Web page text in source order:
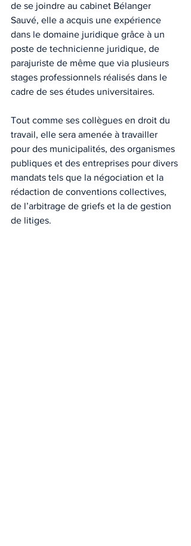
de se joindre au cabinet Bélanger
Sauvé, elle a acquis une expérience
dans le domaine juridique grâce à un
poste de technicienne juridique, de
parajuriste de même que via plusieurs
stages professionnels réalisés dans le
cadre de ses études universitaires.
Tout comme ses collègues en droit du
travail, elle sera amenée à travailler
pour des municipalités, des organismes
publiques et des entreprises pour divers
mandats tels que la négociation et la
rédaction de conventions collectives,
de l’arbitrage de griefs et la de gestion
de litiges.